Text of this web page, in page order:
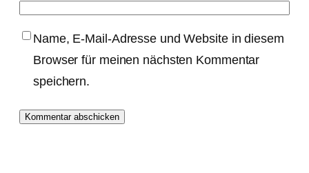
Name, E-Mail-Adresse und Website in diesem
Browser für meinen nächsten Kommentar
speichern.